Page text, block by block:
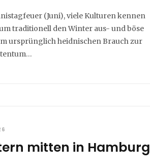
(Juni), viele Kulturen kennen
traditionell den Winter aus- und böse
ursprünglich heidnischen Brauch zur
mitten in Hamburg